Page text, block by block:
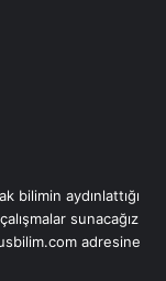
bilimin aydınlattığı
sunacağız
adresine